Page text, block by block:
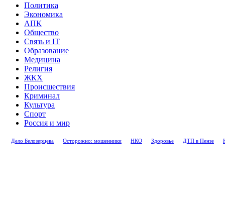
Политика
Экономика
АПК
Общество
Связь и IT
Образование
Медицина
Религия
ЖКХ
Происшествия
Криминал
Культура
Спорт
Россия и мир
Дело Белозерцева Осторожно: мошенники НКО Здоровье ДТП в Пензе